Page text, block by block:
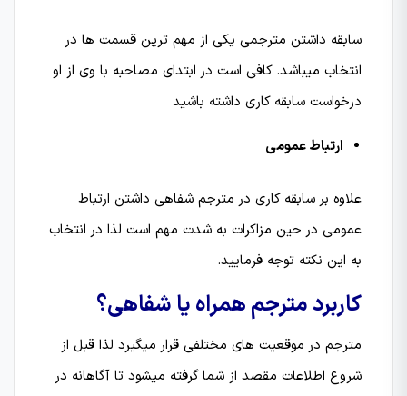
سابقه داشتن مترجمی یکی از مهم ترین قسمت ها در
انتخاب میباشد. کافی است در ابتدای مصاحبه با وی از او
درخواست سابقه کاری داشته باشید
ارتباط عمومی
علاوه بر سابقه کاری در مترجم شفاهی داشتن ارتباط
عمومی در حین مزاکرات به شدت مهم است لذا در انتخاب
به این نکته توجه فرمایید.
کاربرد مترجم همراه یا شفاهی؟
مترجم در موقعیت های مختلفی قرار میگیرد لذا قبل از
شروع اطلاعات مقصد از شما گرفته میشود تا آگاهانه در